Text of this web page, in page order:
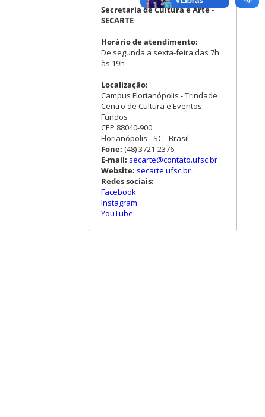
Secretaria de Cultura e Arte -
SECARTE
Horário de atendimento:
De segunda a sexta-feira das 7h
às 19h
Localização:
Campus Florianópolis - Trindade
Centro de Cultura e Eventos -
Fundos
CEP 88040-900
Florianópolis - SC - Brasil
Fone: (48) 3721-2376
E-mail: secarte@contato.ufsc.br
Website: secarte.ufsc.br
Redes sociais:
Facebook
Instagram
YouTube